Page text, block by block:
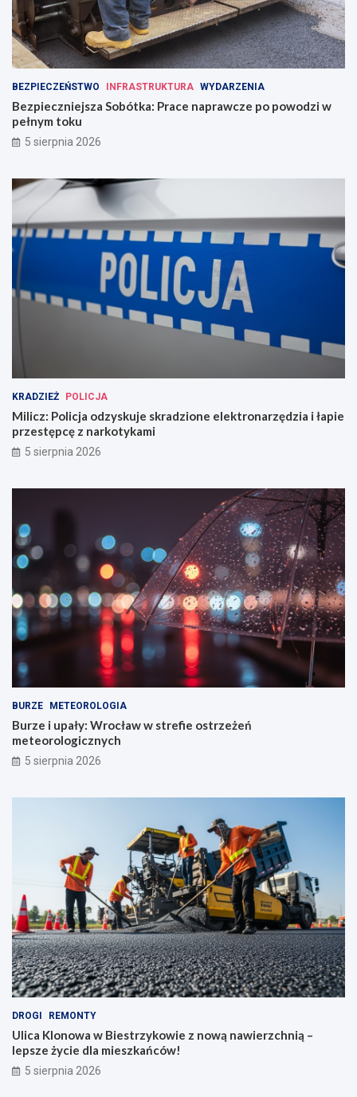
BEZPIECZEŃSTWO INFRASTRUKTURA WYDARZENIA
Bezpieczniejsza Sobótka: Prace naprawcze po powodzi w
pełnym toku
5 sierpnia 2026
KRADZIEŻ POLICJA
Milicz: Policja odzyskuje skradzione elektronarzędzia i łapie
przestępcę z narkotykami
5 sierpnia 2026
BURZE METEOROLOGIA
Burze i upały: Wrocław w strefie ostrzeżeń
meteorologicznych
5 sierpnia 2026
DROGI REMONTY
Ulica Klonowa w Biestrzykowie z nową nawierzchnią –
lepsze życie dla mieszkańców!
5 sierpnia 2026